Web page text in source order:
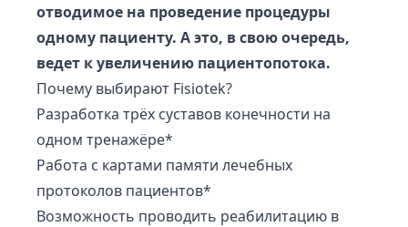
отводимое на проведение процедуры
одному пациенту. А это, в свою очередь,
ведет к увеличению пациентопотока.
Почему выбирают Fisiotek?
Разработка трёх суставов конечности на
одном тренажёре*
Работа с картами памяти лечебных
протоколов пациентов*
Возможность проводить реабилитацию в